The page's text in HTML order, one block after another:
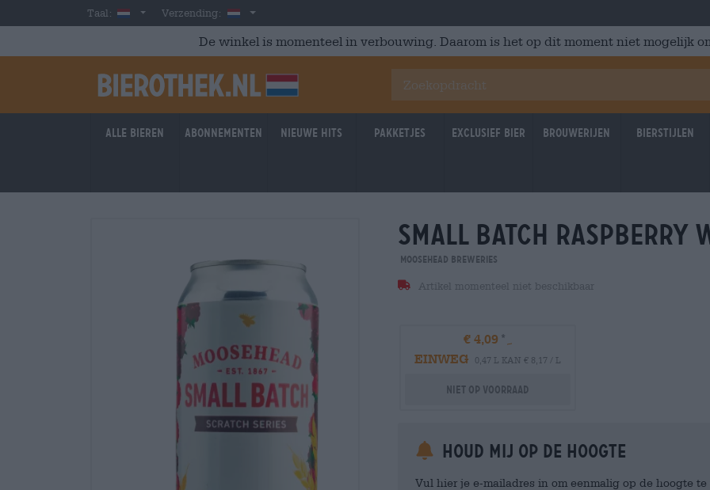
Skip to main content
Taal: DutchVerzending: Nederland
De winkel is momenteel in verbouwing. Daarom is het op dit moment niet mogelijk
Alle bieren Abonnementen Nieuwe hits Pakketjes Exclusief Bier Brouwerijen Bierstijlen
small batch raspberry
Moosehead Breweries
Artikel momenteel niet beschikbaar
€ 4,09
EINWEG
0,47 L KAN € 8,17 / L
Niet op voorraad
Houd mij op de hoogte
Vul hier je e-mailadres in om eenmalig op de hoogte